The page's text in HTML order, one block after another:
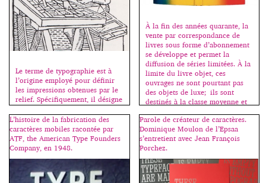
Le terme de typographie est à
l’origine employé pour définir
les impressions obtenues par le
relief. Spécifiquement, il désigne
la composition de textes à l’aide
de caractères mobiles fondus
dans un alliage de plomb,
d’antimoine et d’étain et coulés
dans des matrices, obtenues à
partir de poinçons originaux
gravés en acier trempé. La
gravure […]
À la fin des années quarante, la
vente par correspondance de
livres sous forme d’abonnement
se développe et permet la
diffusion de séries limitées. À la
limite du livre objet, ces
ouvrages ne sont pourtant pas
des objets de luxe; ils sont
destinés à la classe moyenne et
les voient […]
L’histoire de la fabrication des
caractères mobiles racontée par
ATF, the American Type Founders
Company, en 1948.
Parole de créateur de caractères.
Dominique Moulon de l’Epsaa
s’entretient avec Jean François
Porchez.